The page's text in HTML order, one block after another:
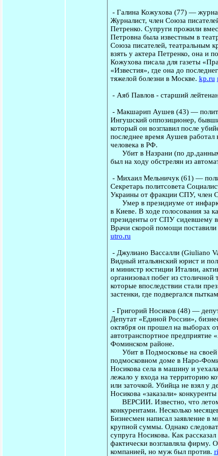
- Галина Кожухова (77) —
Журналист, член Союза
Петренко. Супруги прожили
Петровна была известным в
Союза писателей, театральным
взять у актера Петренко, она и
Кожухова писала для газеты
«Известия», где она до
тяжелой болезни в Москве. kp.ru
- Аяб Павлов - старший
- Макшарип Аушев (43) —
Ингушский оппозиционер,
который он возглавил после
последнее время Аушев работал
человека в РФ.
Убит в Назрани (по др.данным
был на ходу обстрелян из
- Михаил Мельничук (61) —
Секретарь политсовета
Украины от фракции СПУ, член
Умер в президиуме от
в Киеве. В ходе голосования за
президенты от СПУ сидевшему в
Врачи скорой помощи
utro.ru
- Джулиано Вассалли (Giuliano
Видный итальянский юрист и
и министр юстиции Италии,
организовал побег из
которые впоследствии стали
застенки, где подвергался
- Григорий Носиков (48) —
Депутат «Единой России»,
октября он прошел на выборах
автотранспортное предприятие
Фоминском районе.
Убит в Подмосковье на своей
подмосковном доме в Наро-
Носикова села в машину и
лежало у входа на территорию
или заточкой. Убийца не взял у
Носикова «заказали»
ВЕРСИИ. Известно, что летом
конкурентами. Несколько
Бизнесмен написал заявление в
крупной суммы. Однако
супруга Носикова. Как
фактически возглавляла фирму.
компанией, но муж был против.